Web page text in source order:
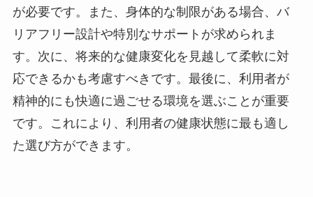
が必要です。また、身体的な制限がある場合、バ
リアフリー設計や特別なサポートが求められま
す。次に、将来的な健康変化を見越して柔軟に対
応できるかも考慮すべきです。最後に、利用者が
精神的にも快適に過ごせる環境を選ぶことが重要
です。これにより、利用者の健康状態に最も適し
た選び方ができます。